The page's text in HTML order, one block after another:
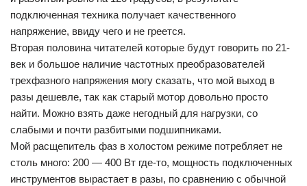
подключенная техника получает качественного
напряжение, ввиду чего и не греется.
Вторая половина читателей которые будут говорить по 21-
век и большое наличие частотных преобразователей
трехфазного напряжения могу сказать, что мой выход в
разы дешевле, так как старый мотор довольно просто
найти. Можно взять даже негодный для нагрузки, со
слабыми и почти разбитыми подшипниками.
Мой расщепитель фаз в холостом режиме потребляет не
столь много: 200 — 400 Вт где-то, мощность подключенных
инструментов вырастает в разы, по сравнению с обычной